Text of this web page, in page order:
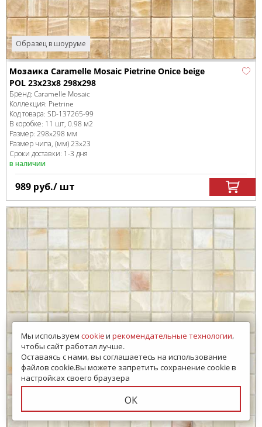
Образец в шоуруме
Мозаика Caramelle Mosaic Pietrine Onice beige
POL 23x23x8 298x298
Бренд: Caramelle Mosaic
Коллекция: Pietrine
Код товара: SD-137265-99
В коробке: 11 шт, 0.98 м2
Размер: 298x298 мм
Размер чипа, (мм)23x23
Сроки доставки: 1-3 дня
в наличии
989 руб./ шт
Мы используем cookieи рекомендательные технологии,
чтобы сайт работал лучше.
Оставаясь с нами, вы соглашаетесь на использование
файлов cookie.Вы можете запретить сохранение cookie в
настройках своего браузера
ОК